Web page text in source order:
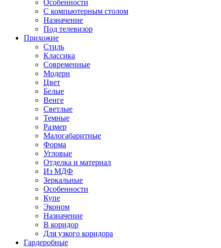
Особенности
С компьютерным столом
Назначение
Под телевизор
Прихожие
Стиль
Классика
Современные
Модерн
Цвет
Белые
Венге
Светлые
Темные
Размер
Малогабаритные
Форма
Угловые
Отделка и материал
Из МДФ
Зеркальные
Особенности
Купе
Эконом
Назначение
В коридор
Для узкого коридора
Гардеробные